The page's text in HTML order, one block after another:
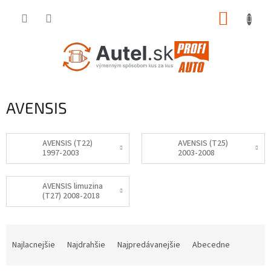
AVENSIS
AVENSIS (T22)
1997-2003
AVENSIS (T25)
2003-2008
AVENSIS limuzina
(T27) 2008-2018
Najlacnejšie Najdrahšie Najpredávanejšie Abecedne